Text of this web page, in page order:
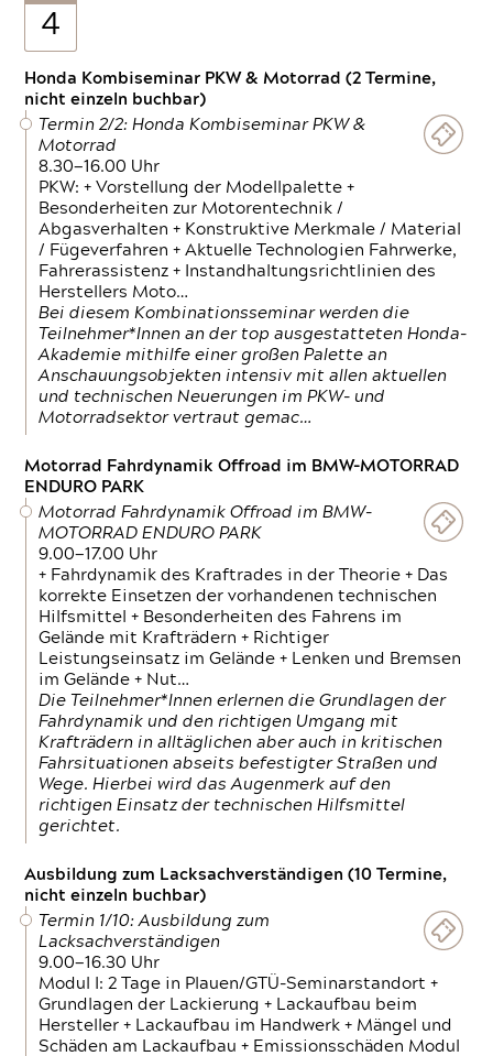
4
Honda Kombiseminar PKW & Motorrad (2 Termine,
nicht einzeln buchbar)
Termin 2/2: Honda Kombiseminar PKW &
Motorrad
8.30—16.00 Uhr
PKW: + Vorstellung der Modellpalette +
Besonderheiten zur Motorentechnik /
Abgasverhalten + Konstruktive Merkmale / Material
/ Fügeverfahren + Aktuelle Technologien Fahrwerke,
Fahrerassistenz + Instandhaltungsrichtlinien des
Herstellers Moto…
Bei diesem Kombinationsseminar werden die
Teilnehmer*Innen an der top ausgestatteten Honda-
Akademie mithilfe einer großen Palette an
Anschauungsobjekten intensiv mit allen aktuellen
und technischen Neuerungen im PKW- und
Motorradsektor vertraut gemac…
Motorrad Fahrdynamik Offroad im BMW-MOTORRAD
ENDURO PARK
Motorrad Fahrdynamik Offroad im BMW-
MOTORRAD ENDURO PARK
9.00—17.00 Uhr
+ Fahrdynamik des Kraftrades in der Theorie + Das
korrekte Einsetzen der vorhandenen technischen
Hilfsmittel + Besonderheiten des Fahrens im
Gelände mit Krafträdern + Richtiger
Leistungseinsatz im Gelände + Lenken und Bremsen
im Gelände + Nut…
Die Teilnehmer*Innen erlernen die Grundlagen der
Fahrdynamik und den richtigen Umgang mit
Krafträdern in alltäglichen aber auch in kritischen
Fahrsituationen abseits befestigter Straßen und
Wege. Hierbei wird das Augenmerk auf den
richtigen Einsatz der technischen Hilfsmittel
gerichtet.
Ausbildung zum Lacksachverständigen (10 Termine,
nicht einzeln buchbar)
Termin 1/10: Ausbildung zum
Lacksachverständigen
9.00—16.30 Uhr
Modul I: 2 Tage in Plauen/GTÜ-Seminarstandort +
Grundlagen der Lackierung + Lackaufbau beim
Hersteller + Lackaufbau im Handwerk + Mängel und
Schäden am Lackaufbau + Emissionsschäden Modul